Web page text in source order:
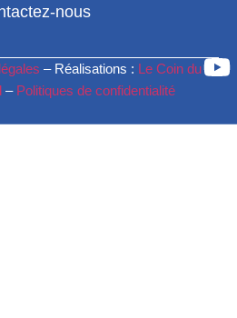
nous
– Réalisations : Le Coin du
– Politiques de confidentialité